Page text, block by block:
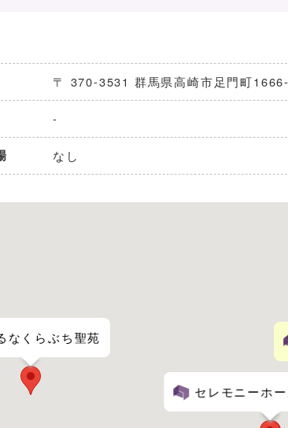
〒 370-3531 群馬県高崎市足門町
-
なし
セレモニーホ
セレモニーホ
なくらぶち聖苑